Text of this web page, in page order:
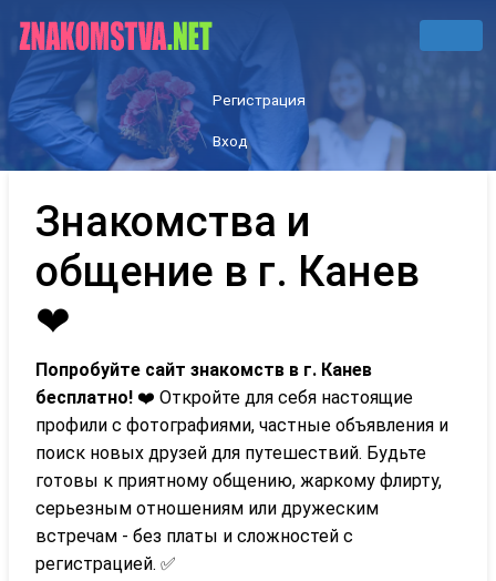
Регистрация
Вход
Знакомства и
общение в г. Канев
❤
Попробуйте сайт знакомств в г. Канев
бесплатно! ❤️ Откройте для себя настоящие
профили с фотографиями, частные объявления и
поиск новых друзей для путешествий. Будьте
готовы к приятному общению, жаркому флирту,
серьезным отношениям или дружеским
встречам - без платы и сложностей с
регистрацией. ✅